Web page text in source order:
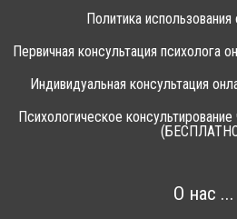
Политика
Первичная консультация психолога
Индивидуальная консультация
Психологическое
О нас ...